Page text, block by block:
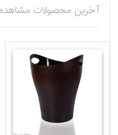
آخرین محصولات